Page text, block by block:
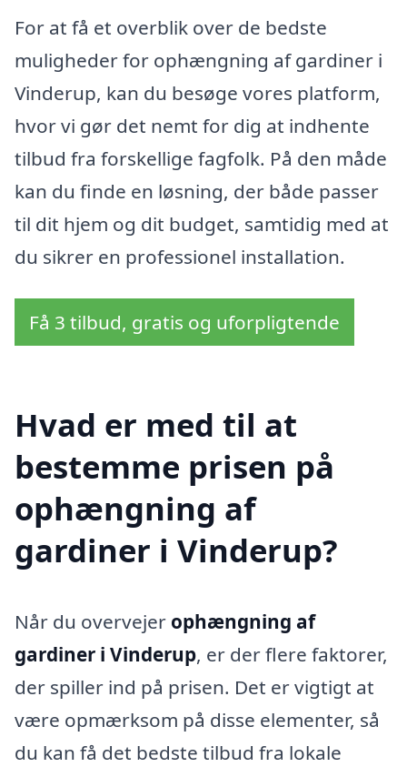
For at få et overblik over de bedste
muligheder for ophængning af gardiner i
Vinderup, kan du besøge vores platform,
hvor vi gør det nemt for dig at indhente
tilbud fra forskellige fagfolk. På den måde
kan du finde en løsning, der både passer
til dit hjem og dit budget, samtidig med at
du sikrer en professionel installation.
Få 3 tilbud, gratis og uforpligtende
Hvad er med til at
bestemme prisen på
ophængning af
gardiner i Vinderup?
Når du overvejer ophængning af
gardiner i Vinderup, er der flere faktorer,
der spiller ind på prisen. Det er vigtigt at
være opmærksom på disse elementer, så
du kan få det bedste tilbud fra lokale